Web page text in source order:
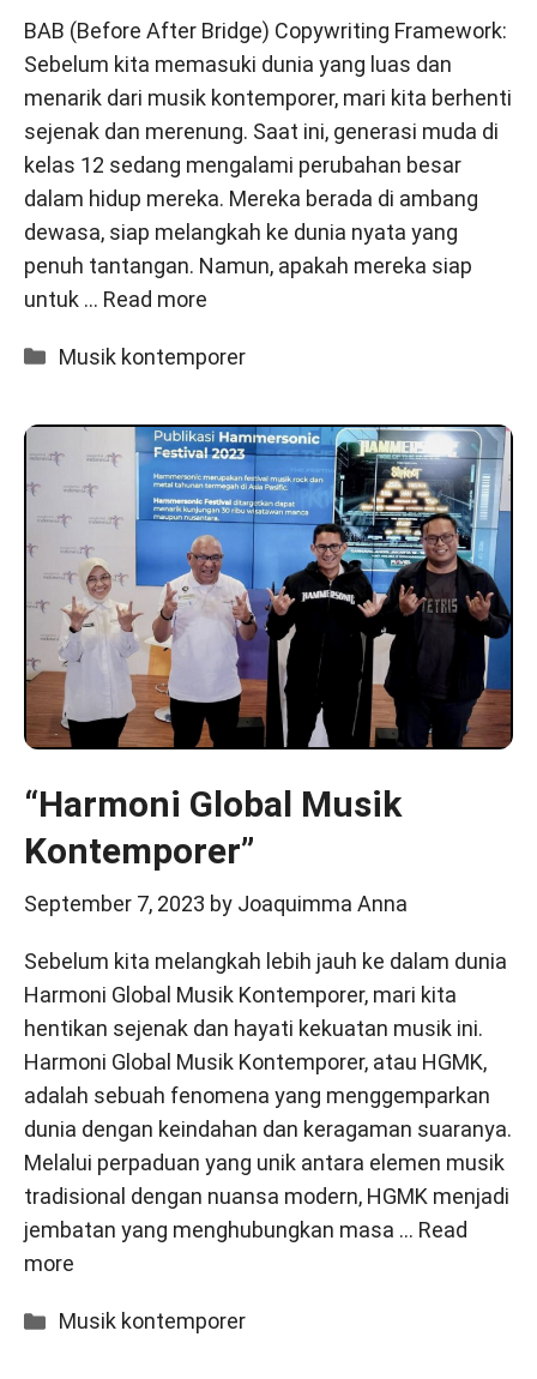
BAB (Before After Bridge) Copywriting Framework:
Sebelum kita memasuki dunia yang luas dan
menarik dari musik kontemporer, mari kita berhenti
sejenak dan merenung. Saat ini, generasi muda di
kelas 12 sedang mengalami perubahan besar
dalam hidup mereka. Mereka berada di ambang
dewasa, siap melangkah ke dunia nyata yang
penuh tantangan. Namun, apakah mereka siap
untuk … Read more
Categories
Musik kontemporer
“Harmoni Global Musik
Kontemporer”
September 7, 2023 by Joaquimma Anna
Sebelum kita melangkah lebih jauh ke dalam dunia
Harmoni Global Musik Kontemporer, mari kita
hentikan sejenak dan hayati kekuatan musik ini.
Harmoni Global Musik Kontemporer, atau HGMK,
adalah sebuah fenomena yang menggemparkan
dunia dengan keindahan dan keragaman suaranya.
Melalui perpaduan yang unik antara elemen musik
tradisional dengan nuansa modern, HGMK menjadi
jembatan yang menghubungkan masa … Read
more
Categories
Musik kontemporer